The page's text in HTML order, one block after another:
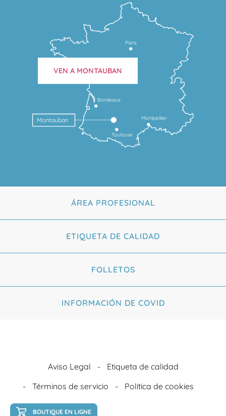
BOUTIQUE EN LIGNE
Toulouse
Montpellier
Bordeaux
Montauban
Paris
VEN A MONTAUBAN
ÁREA PROFESIONAL
ETIQUETA DE CALIDAD
FOLLETOS
INFORMACIÓN DE COVID
Aviso Legal
Etiqueta de calidad
Términos de servicio
Política de cookies